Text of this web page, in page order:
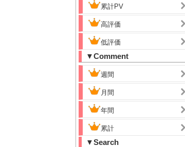
累計PV
高評価
低評価
▼Comment
週間
月間
年間
累計
▼Search